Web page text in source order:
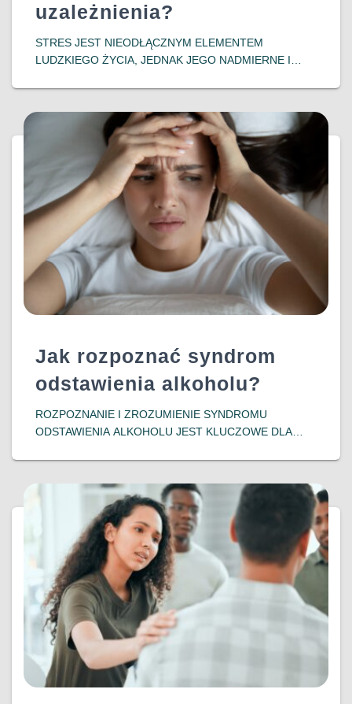
uzależnienia?
​STRES JEST NIEODŁĄCZNYM ELEMENTEM
LUDZKIEGO ŻYCIA, JEDNAK JEGO NADMIERNE I
W TYM DO ROZWOJU UZALEŻNIEŃ. WSPÓŁCZESNE
BADANIA WSKAZUJĄ NA SILNY ZWIĄZEK MIĘDZY
DOŚWIADCZENIEM STRESU A PODATNOŚCIĄ NA
DOWIEDZ SIĘ WIĘCEJ…
Jak rozpoznać syndrom
odstawienia alkoholu?
ROZPOZNANIE I ZROZUMIENIE SYNDROMU
ODSTAWIENIA ALKOHOLU JEST KLUCZOWE DLA
ODPOWIEDNIE WSPARCIE MOGĄ ZNACZĄCO
POPRAWIĆ ROKOWANIA I JAKOŚĆ ŻYCIA
PACJENTÓW, POMAGAJĄC IM W POWROCIE DO
DOWIEDZ SIĘ WIĘCEJ…